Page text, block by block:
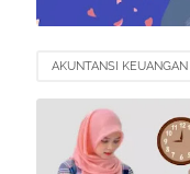
AKUNTANSI